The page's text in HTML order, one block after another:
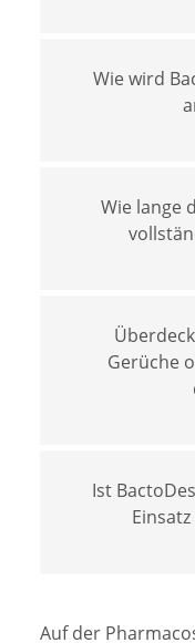
Wie wird
Wie lange
Gerüche
Ist
Auf der